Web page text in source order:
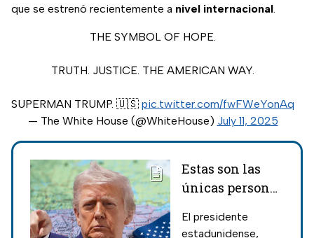
que se estrenó recientemente a nivel internacional.
THE SYMBOL OF HOPE.
TRUTH. JUSTICE. THE AMERICAN WAY.
SUPERMAN TRUMP. 🇺🇸 pic.twitter.com/fwFWeYonAq
— The White House (@WhiteHouse) July 11, 2025
Estas son las
únicas personas
obtener el
El presidente
estadunidense,